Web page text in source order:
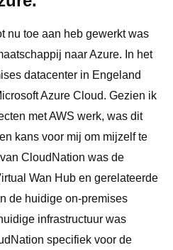
nu toe aan heb gewerkt was
naar Azure. In het
datacenter in Engeland
Azure Cloud. Gezien ik
met AWS werk, was dit
kans voor mij om mijzelf te
CloudNation was de
Wan Hub en gerelateerde
de huidige on-premises
infrastructuur was
specifiek voor de